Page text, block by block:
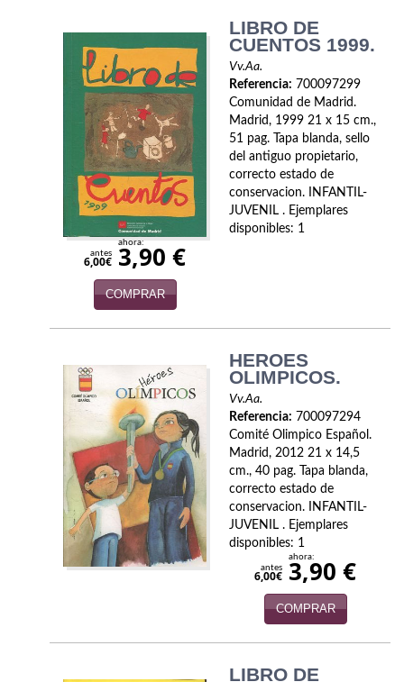
Literatura hispanoamericana
Mafia y espionaje
Novela histórica
Novela romántica
Otros idiomas
Papás, Mamás, bebés...
LIBRO DE
CUENTOS 1999.
Vv.Aa.
Referencia: 700097299
Comunidad de Madrid.
Madrid, 1999 21 x 15 cm.,
51 pag. Tapa blanda, sello
del antiguo propietario,
correcto estado de
conservacion. INFANTIL-
JUVENIL . Ejemplares
disponibles: 1
antes
6,00€
ahora:
3,90 €
COMPRAR
HEROES
OLIMPICOS.
Vv.Aa.
Referencia: 700097294
Comité Olimpico Español.
Madrid, 2012 21 x 14,5
cm., 40 pag. Tapa blanda,
correcto estado de
conservacion. INFANTIL-
JUVENIL . Ejemplares
disponibles: 1
antes
6,00€
ahora:
3,90 €
COMPRAR
LIBRO DE